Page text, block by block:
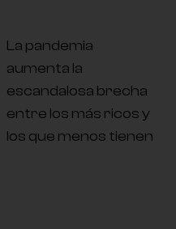
La pandemia
aumenta la
escandalosa brecha
entre los más ricos y
los que menos tienen